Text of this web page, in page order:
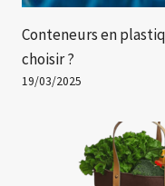
Conteneurs en
choisir ?
19/03/2025